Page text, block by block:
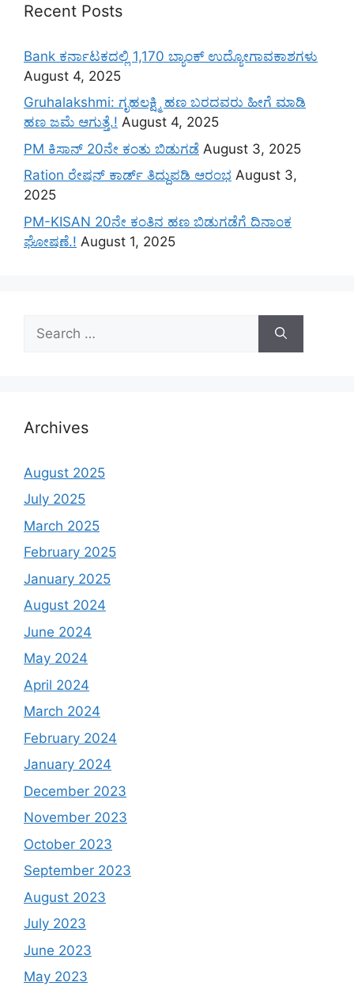
Recent Posts
Bank ಕರ್ನಾಟಕದಲ್ಲಿ 1,170 ಬ್ಯಾಂಕ್ ಉದ್ಯೋಗಾವಕಾಶಗಳು
August 4, 2025
Gruhalakshmi: ಗೃಹಲಕ್ಷ್ಮಿ ಹಣ ಬರದವರು ಹೀಗೆ ಮಾಡಿ
ಹಣ ಜಮೆ‌ ಆಗುತ್ತೆ.! August 4, 2025
PM ಕಿಸಾನ್ 20ನೇ ಕಂತು ಬಿಡುಗಡೆ August 3, 2025
Ration ರೇಷನ್ ಕಾರ್ಡ್ ತಿದ್ದುಪಡಿ ಆರಂಭ August 3,
2025
PM-KISAN 20ನೇ ಕಂತಿನ ಹಣ ಬಿಡುಗಡೆಗೆ ದಿನಾಂಕ
ಘೋಷಣೆ.! August 1, 2025
for:
Archives
August 2025
July 2025
March 2025
February 2025
January 2025
August 2024
June 2024
May 2024
April 2024
March 2024
February 2024
January 2024
December 2023
November 2023
October 2023
September 2023
August 2023
July 2023
June 2023
May 2023